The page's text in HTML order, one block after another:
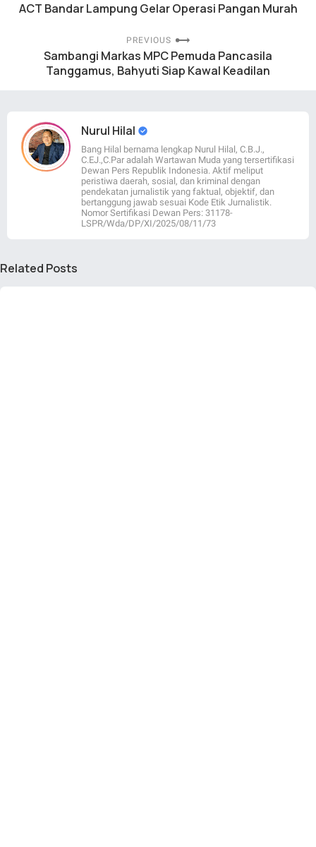
ACT Bandar Lampung Gelar Operasi Pangan Murah
PREVIOUS
Sambangi Markas MPC Pemuda Pancasila
Tanggamus, Bahyuti Siap Kawal Keadilan
Nurul Hilal
Bang Hilal bernama lengkap Nurul Hilal, C.B.J.,
C.EJ.,C.Par adalah Wartawan Muda yang tersertifikasi
Dewan Pers Republik Indonesia. Aktif meliput
peristiwa daerah, sosial, dan kriminal dengan
pendekatan jurnalistik yang faktual, objektif, dan
bertanggung jawab sesuai Kode Etik Jurnalistik.
Nomor Sertifikasi Dewan Pers: 31178-
LSPR/Wda/DP/XI/2025/08/11/73
Related Posts